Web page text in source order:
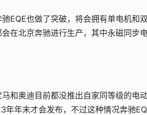
EQE也做了突破，将会拥有单电机和
在北京奔驰进行生产，其中永磁同步
和奥迪目前都没推出自家同等级的
年年末才会发布，不过这种情况奔驰